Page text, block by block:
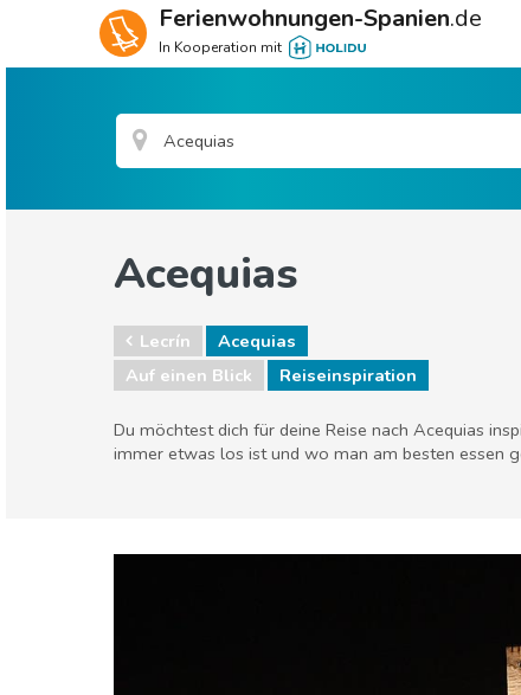
Ferienwohnungen-Spanien.de
In Kooperation mit
Acequias
Lecrín
Acequias
Auf einen Blick
Reiseinspiration
Du möchtest dich für deine Reise nach Acequias
immer etwas los ist und wo man am besten essen